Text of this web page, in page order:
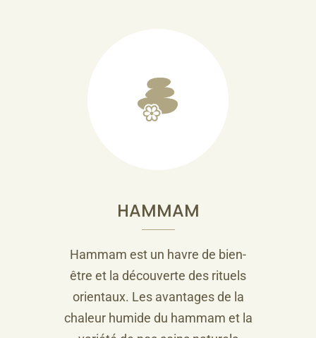
HAMMAM
Hammam est un havre de bien-
être et la découverte des rituels
orientaux. Les avantages de la
chaleur humide du hammam et la